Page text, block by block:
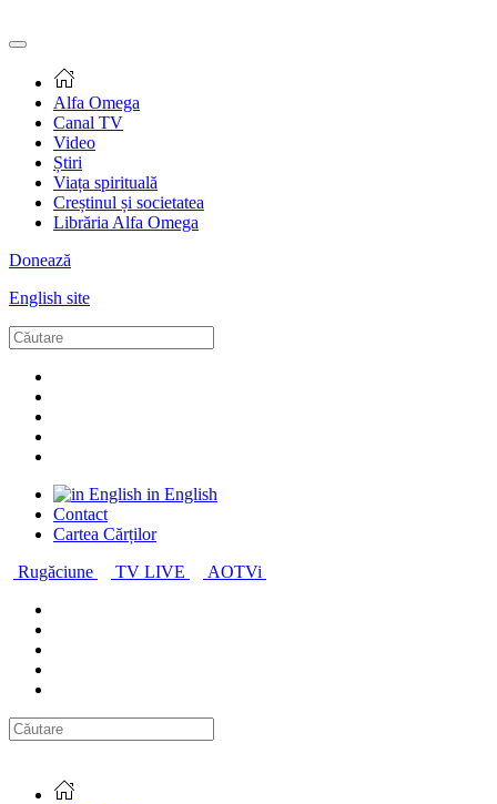
Alfa Omega
Canal TV
Video
Știri
Viața spirituală
Creștinul și societatea
Librăria Alfa Omega
Donează
English site
in English
Contact
Cartea Cărților
Rugăciune
TV LIVE AOTVi